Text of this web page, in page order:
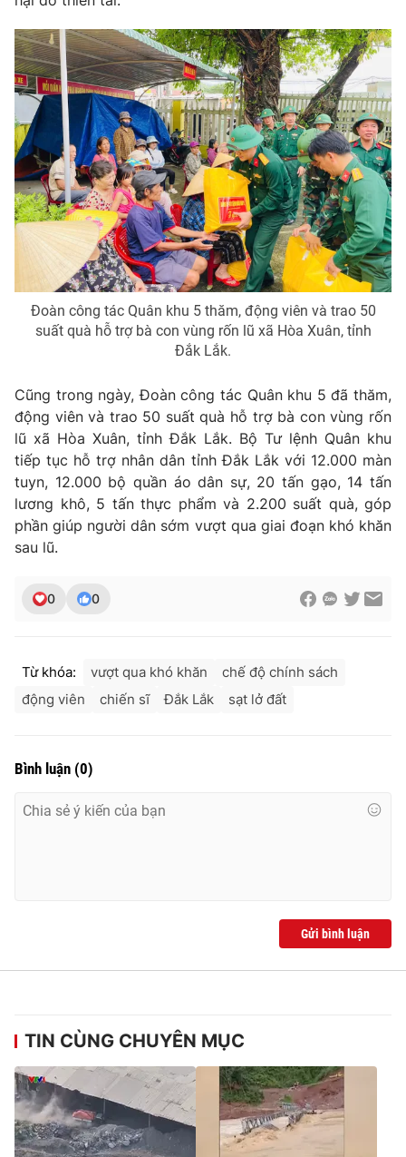
Ðiện thoại Thời báo VTV:
Email:toasoan@vtv.vn
Liên hệ quảng cáo:024-7300.7108
® Cấm sao chép dưới mọi hình thức nếu không có sự chấp
thuận bằng văn bản. Ghi rõ nguồn VTV.vn khi phát hành lại
Đoàn công tác Quân khu 5 thăm, động viên và trao 50
suất quà hỗ trợ bà con vùng rốn lũ xã Hòa Xuân, tỉnh
Đắk Lắk.
Cũng trong ngày, Đoàn công tác Quân khu 5 đã thăm,
động viên và trao 50 suất quà hỗ trợ bà con vùng rốn
lũ xã Hòa Xuân, tỉnh Đắk Lắk. Bộ Tư lệnh Quân khu
tiếp tục hỗ trợ nhân dân tỉnh Đắk Lắk với 12.000 màn
tuyn, 12.000 bộ quần áo dân sự, 20 tấn gạo, 14 tấn
lương khô, 5 tấn thực phẩm và 2.200 suất quà, góp
phần giúp người dân sớm vượt qua giai đoạn khó khăn
sau lũ.
0 0
Từ khóa: vượt qua khó khăn
chế độ chính sách
động viên
chiến sĩ Đắk Lắk sạt lở đất
Bình luận (0)
Gửi bình luận
TIN CÙNG CHUYÊN MỤC